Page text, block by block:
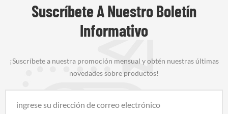
Suscríbete A Nuestro Boletín
Informativo
¡Suscríbete a nuestra promoción mensual y obtén nuestras últimas
novedades sobre productos!